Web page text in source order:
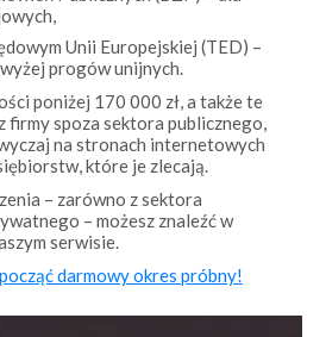
Unii Europejskiej (TED) –
progów unijnych.
poniżej 170 000 zł, a także te
firmy spoza sektora publicznego,
na stronach internetowych
które je zlecają.
– zarówno z sektora
– możesz znaleźć w
serwisie.
darmowy okres próbny!